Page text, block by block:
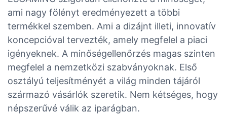
ami nagy fölényt eredményezett a többi
termékkel szemben. Ami a dizájnt illeti, innovatív
koncepcióval tervezték, amely megfelel a piaci
igényeknek. A minőségellenőrzés magas szinten
megfelel a nemzetközi szabványoknak. Első
osztályú teljesítményét a világ minden tájáról
származó vásárlók szeretik. Nem kétséges, hogy
népszerűvé válik az iparágban.